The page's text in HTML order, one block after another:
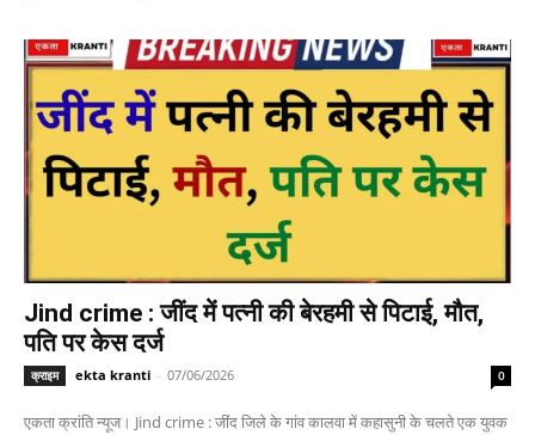
Jind crime : जींद में पत्नी की बेरहमी से पिटाई, मौत,
पति पर केस दर्ज
क्राइम ekta kranti - 07/06/2026 0
एकता क्रांति न्यूज। Jind crime : जींद जिले के गांव कालवा में कहासुनी के चलते एक युवक